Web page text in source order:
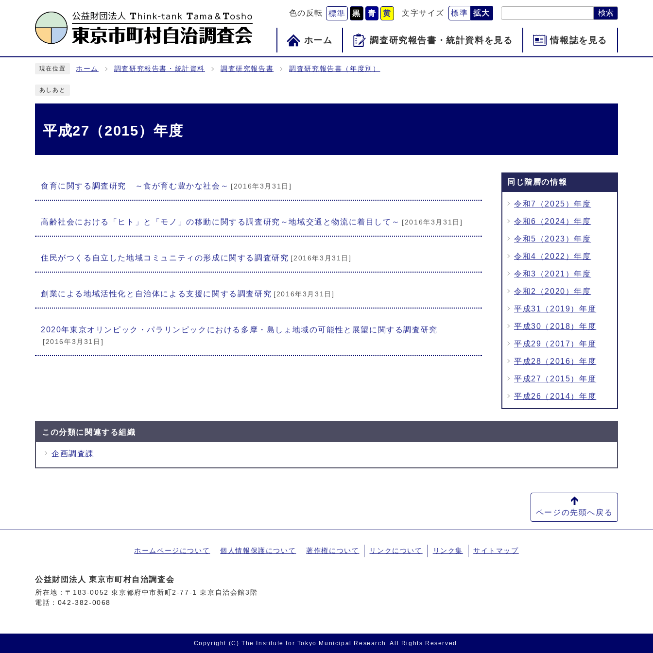
色の反転 標準 黒 青 黄 文字サイズ 標準 拡大 検索
ホーム 調査研究報告書・統計資料を見る 情報誌を見る
現在位置 ホーム 調査研究報告書・統計資料 調査研究報告書 調査研究報告書（年度別）
あしあと
平成27（2015）年度
メインメニュー
食育に関する調査研究 ～食が育む豊かな社会～ [2016年3月31日]
高齢社会における「ヒト」と「モノ」の移動に関する調査研究～地域交通と物流に着目して～ [2016年3月31日]
住民がつくる自立した地域コミュニティの形成に関する調査研究 [2016年3月31日]
創業による地域活性化と自治体による支援に関する調査研究 [2016年3月31日]
2020年東京オリンピック・パラリンピックにおける多摩・島しょ地域の可能性と展望に関する調査研究
[2016年3月31日]
同じ階層の情報
令和7（2025）年度
令和6（2024）年度
令和5（2023）年度
令和4（2022）年度
令和3（2021）年度
令和2（2020）年度
平成31（2019）年度
平成30（2018）年度
平成29（2017）年度
平成28（2016）年度
平成27（2015）年度
平成26（2014）年度
この分類に関連する組織
企画調査課
ページの先頭へ戻る
ホームページについて 個人情報保護について 著作権について リンクについて リンク集 サイトマップ
公益財団法人 東京市町村自治調査会
所在地：〒183-0052 東京都府中市新町2-77-1 東京自治会館3階
電話： 042-382-0068
Copyright (C) The Institute for Tokyo Municipal Research. All Rights Reserved.